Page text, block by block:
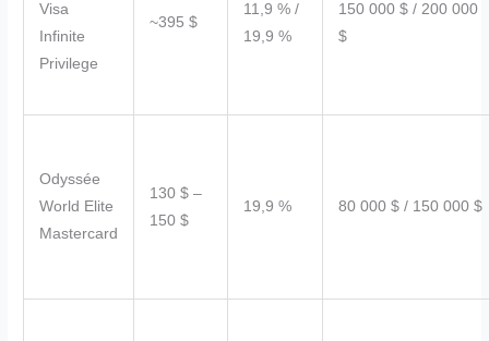
Visa
Infinite
Privilege
~395 $
11,9 % /
19,9 %
150 000 $ / 200 000
$
Odyssée
World Elite
Mastercard
130 $ –
150 $
19,9 % 80 000 $ / 150 000 $